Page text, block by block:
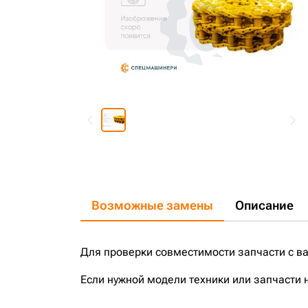
Возможные замены Описание
Для проверки совместимости запчасти с
Если нужной модели техники или запчасти